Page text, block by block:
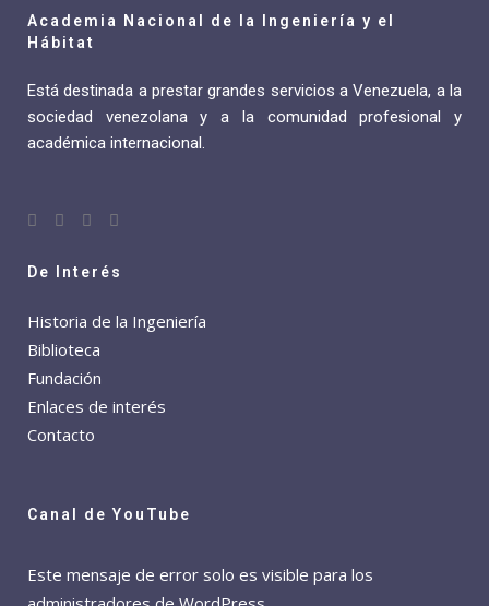
Academia Nacional de la Ingeniería y el
Hábitat
Está destinada a prestar grandes servicios a Venezuela, a la
sociedad venezolana y a la comunidad profesional y
académica internacional.
De Interés
Historia de la Ingeniería
Biblioteca
Fundación
Enlaces de interés
Contacto
Canal de YouTube
Este mensaje de error solo es visible para los